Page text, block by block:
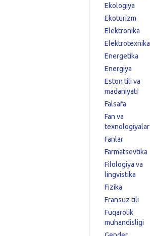
Ekologiya
Ekoturizm
Elektronika
Elektrotexnika
Energetika
Energiya
Eston tili va
madaniyati
Falsafa
Fan va
texnologiyalar
Fanlar
Farmatsevtika
Filologiya va
lingvistika
Fizika
Fransuz tili
Fuqarolik
muhandisligi